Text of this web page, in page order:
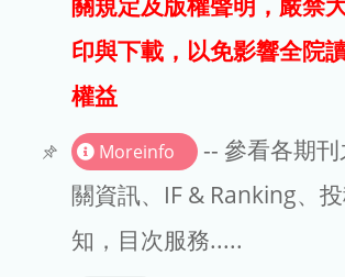
試用
文章處理費
EndNote
印與下載，以免影響全院
權益
Moreinfo
-- 參看各期刊
關資訊、IF & Ranking、
知，目次服務.....